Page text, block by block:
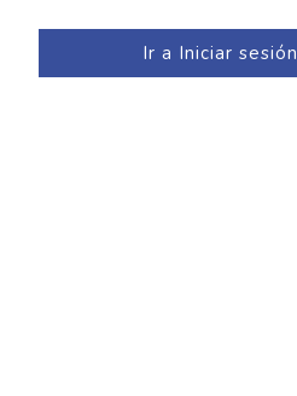
Ir a Iniciar sesión